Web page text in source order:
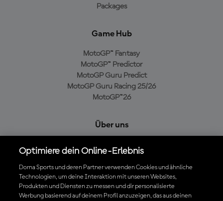
Packages
Game Hub
MotoGP™ Fantasy
MotoGP™ Predictor
MotoGP Guru Predict
MotoGP Guru Racing 25/26
MotoGP™26
Über uns
Cookie-Richtlinien
Geschäftsbedingungen
Datenschutzrichtlinien
Kaufrichtlinie
Optimiere dein Online-Erlebnis
Dorna Sports und deren Partner verwenden Cookies und ähnliche
Technologien, um deine Interaktion mit unseren Websites,
Produkten und Diensten zu messen und dir personalisierte
Werbung basierend auf deinem Profil anzuzeigen, das aus deinen